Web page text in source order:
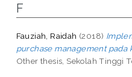
F
Fauziah, Raidah (2018)
purchase management pada
Other thesis, Sekolah Tinggi